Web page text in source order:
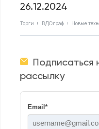
26.12.2024
Торги ВДОграф Новые
Подписаться
рассылку
Email *